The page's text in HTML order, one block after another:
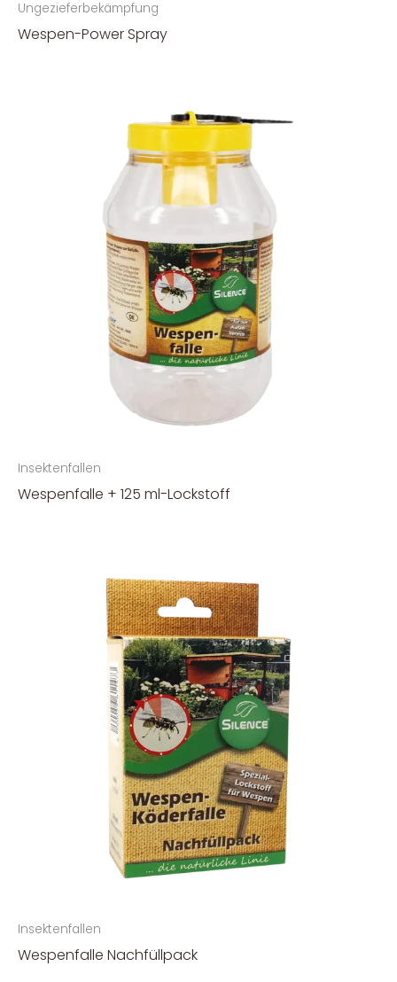
Ungezieferbekämpfung
Wespen-Power Spray
Insektenfallen
Wespenfalle + 125 ml-Lockstoff
Insektenfallen
Wespenfalle Nachfüllpack